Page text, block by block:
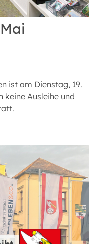
ist am Dienstag, 19.
keine Ausleihe und